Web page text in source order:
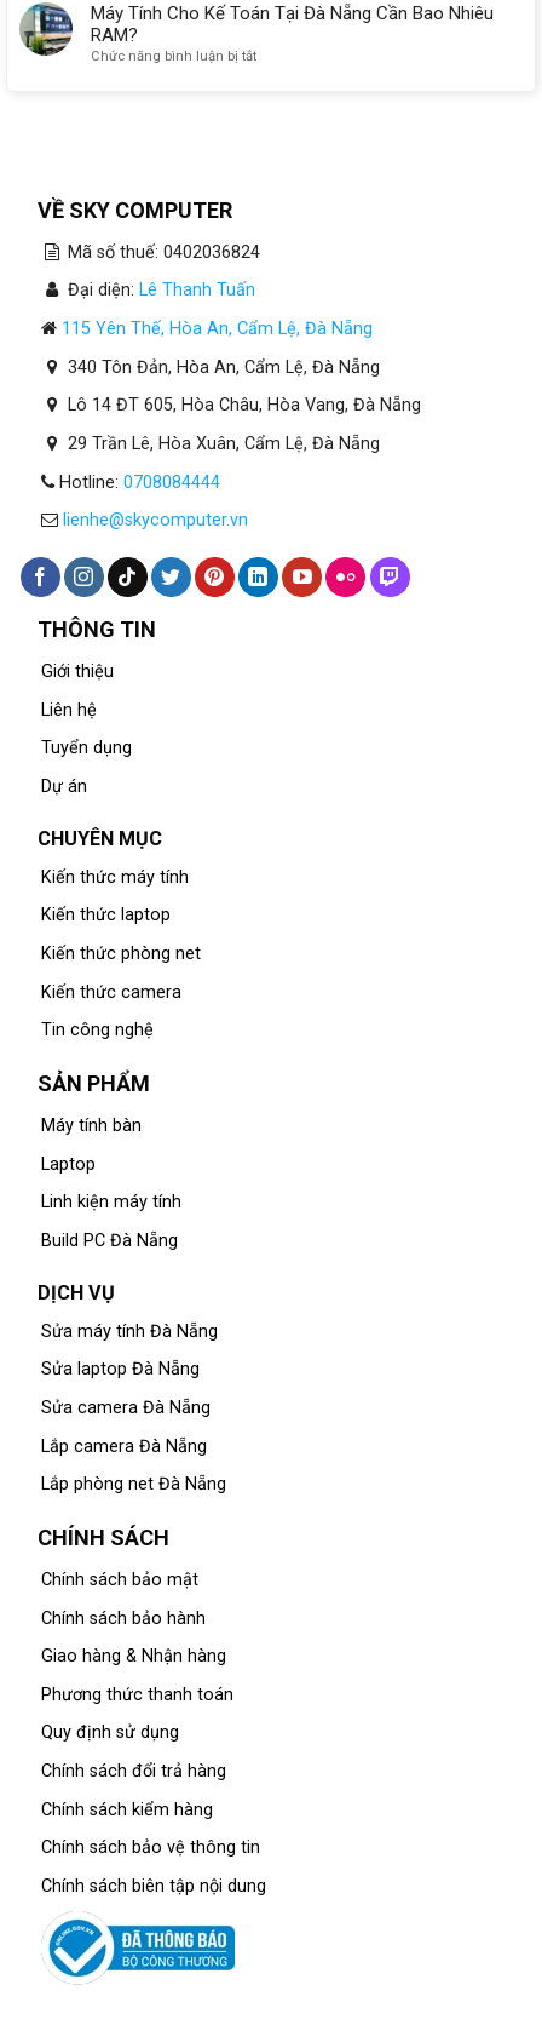
Máy Tính Cho Kế Toán Tại Đà Nẵng Cần Bao Nhiêu
RAM?
Chức năng bình luận bị tắtở
Bao
VỀ SKY COMPUTER
Mã số thuế: 0402036824
Đại diện: Lê Thanh Tuấn
115 Yên Thế, Hòa An, Cẩm Lệ, Đà Nẵng
340 Tôn Đản, Hòa An, Cẩm Lệ, Đà Nẵng
Lô 14 ĐT 605, Hòa Châu, Hòa Vang, Đà Nẵng
29 Trần Lê, Hòa Xuân, Cẩm Lệ, Đà Nẵng
Hotline: 0708084444
lienhe@skycomputer.vn
THÔNG TIN
Giới thiệu
Liên hệ
Tuyển dụng
Dự án
CHUYÊN MỤC
Kiến thức máy tính
Kiến thức laptop
Kiến thức phòng net
Kiến thức camera
Tin công nghệ
SẢN PHẨM
Máy tính bàn
Laptop
Linh kiện máy tính
Build PC Đà Nẵng
DỊCH VỤ
Sửa máy tính Đà Nẵng
Sửa laptop Đà Nẵng
Sửa camera Đà Nẵng
Lắp camera Đà Nẵng
Lắp phòng net Đà Nẵng
CHÍNH SÁCH
Chính sách bảo mật
Chính sách bảo hành
Giao hàng & Nhận hàng
Phương thức thanh toán
Quy định sử dụng
Chính sách đổi trả hàng
Chính sách kiểm hàng
Chính sách bảo vệ thông tin
Chính sách biên tập nội dung